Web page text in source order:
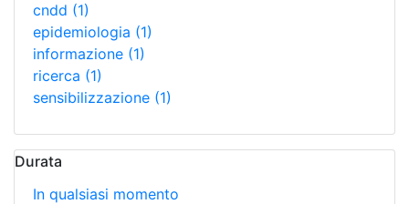
cndd (1)
epidemiologia (1)
informazione (1)
ricerca (1)
sensibilizzazione (1)
Durata
In qualsiasi momento